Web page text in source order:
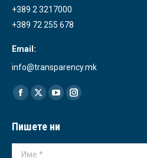
+389 2 3217000
+389 72 255 678
Email:
info@transparency.mk
Find us on:
Facebook
opens
in
X
opens
in
YouTube
opens
in
Instagram
in
Пишете ни
Име *